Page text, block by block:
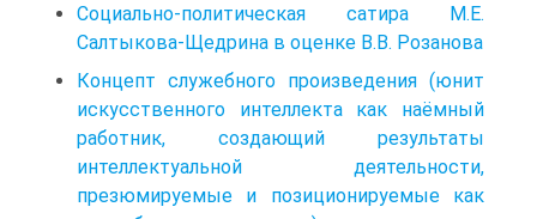
Социально-политическая сатира М.Е.
Салтыкова-Щедрина в оценке В.В. Розанова
Концепт служебного произведения (юнит
искусственного интеллекта как наёмный
работник, создающий результаты
интеллектуальной деятельности,
презюмируемые и позиционируемые как